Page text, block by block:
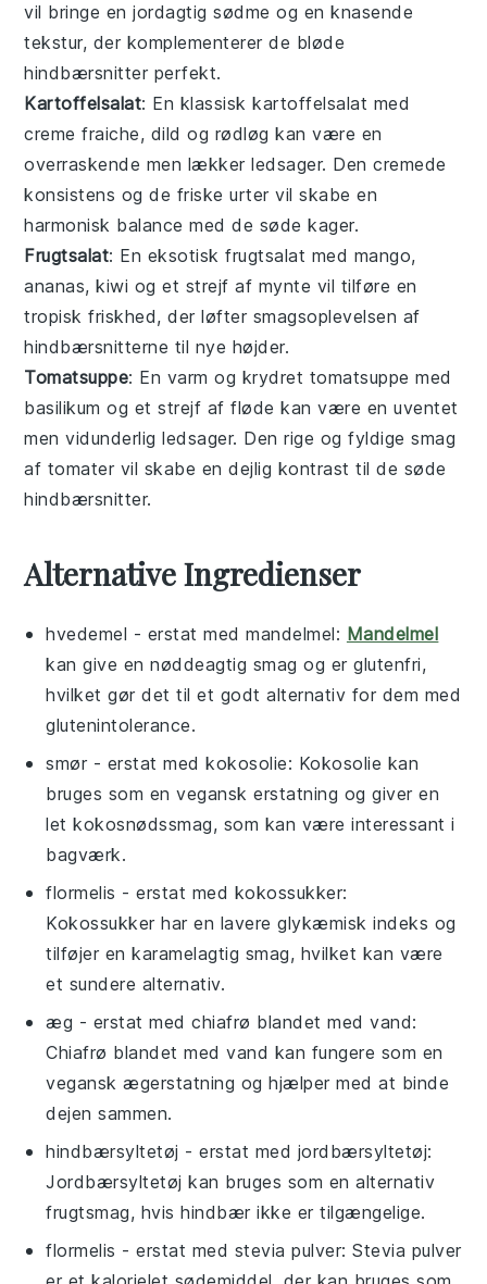
vil bringe en jordagtig sødme og en knasende
tekstur, der komplementerer de bløde
hindbærsnitter perfekt.
Kartoffelsalat: En klassiskkartoffelsalat med
creme fraiche, dild og rødløg kan være en
overraskende men lækker ledsager. Den cremede
konsistens og de friske urter vil skabe en
harmonisk balance med de søde kager.
Frugtsalat: En eksotiskfrugtsalat med mango,
ananas,kiwi og et strejf af mynte vil tilføre en
tropisk friskhed, der løfter smagsoplevelsen af
hindbærsnitterne til nye højder.
Tomatsuppe: En varm og krydret tomatsuppe med
basilikum og et strejf affløde kan være en uventet
men vidunderlig ledsager. Den rige og fyldige smag
af tomater vil skabe en dejlig kontrast til de søde
hindbærsnitter.
Alternative Ingredienser
hvedemel - erstat medmandelmel: Mandelmel
kan give en nøddeagtig smag og er glutenfri,
hvilket gør det til et godt alternativ for dem med
glutenintolerance.
smør - erstat medkokosolie: Kokosolie kan
bruges som en vegansk erstatning og giver en
let kokosnødssmag, som kan være interessant i
bagværk.
flormelis - erstat med kokossukker:
Kokossukker har en lavere glykæmisk indeks og
tilføjer en karamelagtig smag, hvilket kan være
et sundere alternativ.
æg - erstat medchiafrø blandet med vand:
Chiafrø blandet med vand kan fungere som en
vegansk ægerstatning og hjælper med at binde
dejen sammen.
hindbærsyltetøj - erstat med jordbærsyltetøj:
Jordbærsyltetøj kan bruges som en alternativ
frugtsmag, hvis hindbær ikke er tilgængelige.
flormelis - erstat med stevia pulver: Stevia pulver